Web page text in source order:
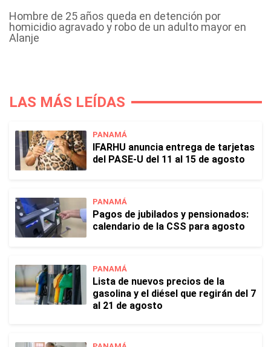
Hombre de 25 años queda en detención por
homicidio agravado y robo de un adulto mayor en
Alanje
LAS MÁS LEÍDAS
PANAMÁ
IFARHU anuncia entrega de tarjetas
del PASE-U del 11 al 15 de agosto
PANAMÁ
Pagos de jubilados y pensionados:
calendario de la CSS para agosto
PANAMÁ
Lista de nuevos precios de la
gasolina y el diésel que regirán del 7
al 21 de agosto